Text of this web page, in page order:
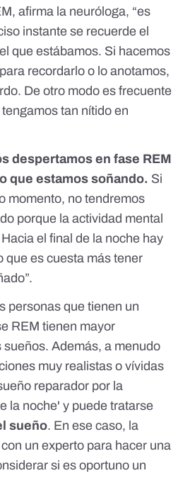
afirma la neuróloga, “es
instante se recuerde el
que estábamos. Si hacemos
recordarlo o lo anotamos,
De otro modo es frecuente
tan nítido en
despertamos en fase REM
que estamos soñando. Si
momento, no tendremos
porque la actividad mental
el final de la noche hay
que es cuesta más tener
personas que tienen un
REM tienen mayor
Además, a menudo
muy realistas o vívidas
reparador por la
la noche' y puede tratarse
sueño. En ese caso, la
un experto para hacer una
si es oportuno un